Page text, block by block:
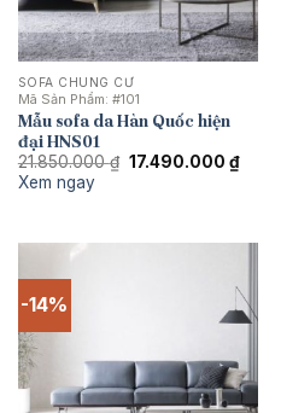
SOFA CHUNG CƯ
Mã Sản Phẩm: #101
Mẫu sofa da Hàn Quốc hiện
đại HNS01
21.850.000₫ Giá
17.490.000 ₫Giá
hiện
Xem ngay
-14%